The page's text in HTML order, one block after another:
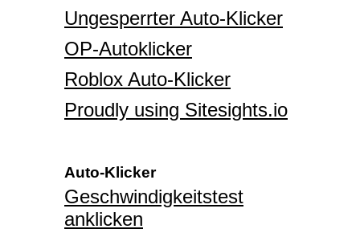
Ungesperrter Auto-Klicker
OP-Autoklicker
Roblox Auto-Klicker
Proudly using Sitesights.io
Auto-Klicker
Geschwindigkeitstest
anklicken